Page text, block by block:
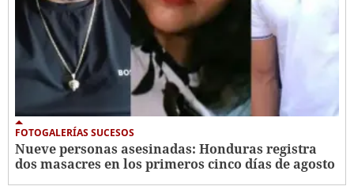
FOTOGALERÍAS SUCESOS
Nueve personas asesinadas: Honduras registra
dos masacres en los primeros cinco días de agosto